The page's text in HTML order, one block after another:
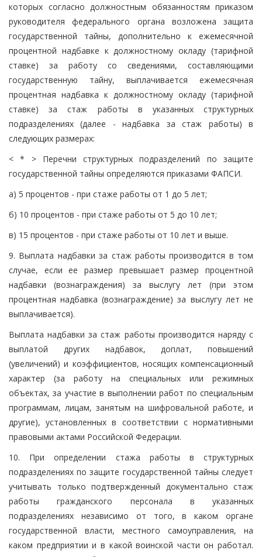
которых согласно должностным обязанностям приказом
руководителя федерального органа возложена защита
государственной тайны, дополнительно к ежемесячной
процентной надбавке к должностному окладу (тарифной
ставке) за работу со сведениями, составляющими
государственную тайну, выплачивается ежемесячная
процентная надбавка к должностному окладу (тарифной
ставке) за стаж работы в указанных структурных
подразделениях (далее - надбавка за стаж работы) в
следующих размерах:
< * > Перечни структурных подразделений по защите
государственной тайны определяются приказами ФАПСИ.
а) 5 процентов - при стаже работы от 1 до 5 лет;
б) 10 процентов - при стаже работы от 5 до 10 лет;
в) 15 процентов - при стаже работы от 10 лет и выше.
9. Выплата надбавки за стаж работы производится в том
случае, если ее размер превышает размер процентной
надбавки (вознаграждения) за выслугу лет (при этом
процентная надбавка (вознаграждение) за выслугу лет не
выплачивается).
Выплата надбавки за стаж работы производится наряду с
выплатой других надбавок, доплат, повышений
(увеличений) и коэффициентов, носящих компенсационный
характер (за работу на специальных или режимных
объектах, за участие в выполнении работ по специальным
программам, лицам, занятым на шифровальной работе, и
другие), установленных в соответствии с нормативными
правовыми актами Российской Федерации.
10. При определении стажа работы в структурных
подразделениях по защите государственной тайны следует
учитывать только подтвержденный документально стаж
работы гражданского персонала в указанных
подразделениях независимо от того, в каком органе
государственной власти, местного самоуправления, на
каком предприятии и в какой воинской части он работал.